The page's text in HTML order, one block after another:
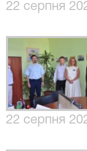
22 серпня
22 серпня